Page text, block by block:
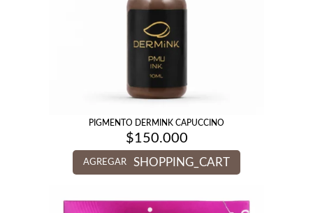
PIGMENTO DERMINK CAPUCCINO
$150.000
AGREGAR SHOPPING_CART